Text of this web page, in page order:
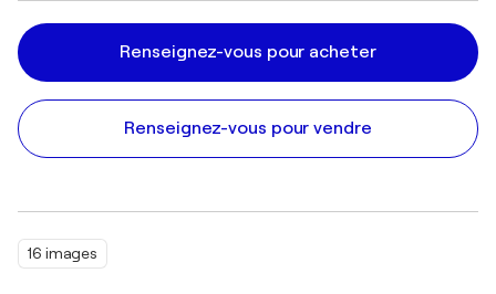
16 images
Renseignez-vous pour acheter
Renseignez-vous pour vendre